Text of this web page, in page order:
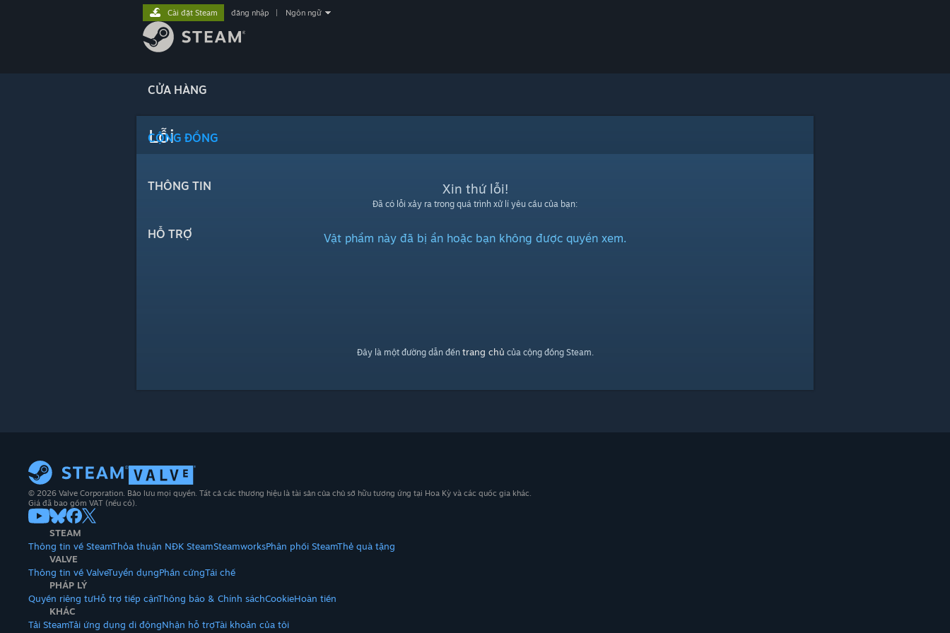
CỬA HÀNG
CỘNG ĐỒNG
THÔNG TIN
HỖ TRỢ
Cài đặt Steam đăng nhập Ngôn ngữ
Lỗi
Xin thứ lỗi!
Đã có lỗi xảy ra trong quá trình xử lí yêu cầu của bạn:
Vật phẩm này đã bị ẩn hoặc bạn không được quyền xem.
Đây là một đường dẫn đến trang chủ của cộng đồng Steam.
© 2026 Valve Corporation. Bảo lưu mọi quyền. Tất cả các thương hiệu là tài sản của chủ sở hữu tương ứng tại Hoa Kỳ và các quốc gia khác.
Giá đã bao gồm VAT (nếu có).
STEAM
Thông tin về SteamThỏa thuận NĐK SteamSteamworksPhân phối SteamThẻ quà tặng
VALVE
Thông tin về ValveTuyển dụngPhần cứngTái chế
PHÁP LÝ
Quyền riêng tưHỗ trợ tiếp cậnThông báo & Chính sáchCookieHoàn tiền
KHÁC
Tải SteamTải ứng dụng di độngNhận hỗ trợTài khoản của tôi